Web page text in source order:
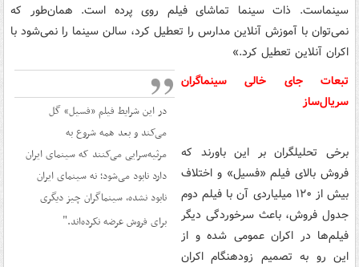
سینماست. ذات سینما تماشای فیلم روی پرده است. همان‌طور که
نمی‌توان با آموزش آنلاین مدارس را تعطیل کرد، سالن سینما را نمی‌شود با
اکران آنلاین تعطیل کرد.»
در این شرایط فیلم «فسیل» گل
می‌کند و بعد همه شروع به
مرثیه‌سرایی می‌کنند که سینمای ایران
دارد نابود می‌شود؛ نه سینمای ایران
نابود نشده، سینماگران چیز دیگری
برای فروش عرضه نکرده‌اند.
تبعات جای خالی سینماگران
سریال‌ساز
برخی تحلیلگران بر این باورند که
فروش بالای فیلم «فسیل» و اختلاف
بیش از ۱۲۰ میلیاردی آن با فیلم دوم
جدول فروش، باعث سرخوردگی دیگر
فیلم‌ها در اکران عمومی شده و از
این رو به تصمیم زودهنگام اکران